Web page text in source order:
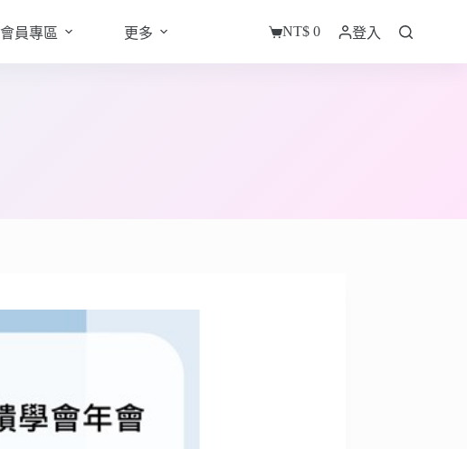
會員專區 更多
購
物
NT$ 0 登入